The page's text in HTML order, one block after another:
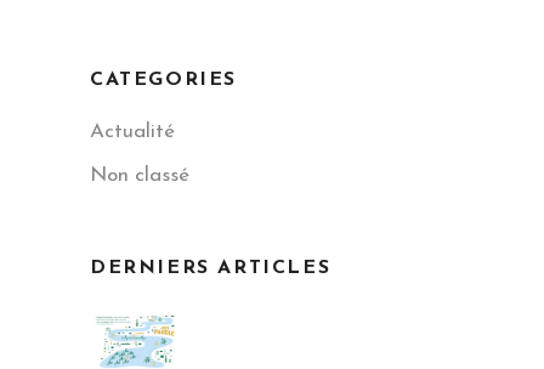
CATEGORIES
Actualité
Non classé
DERNIERS ARTICLES